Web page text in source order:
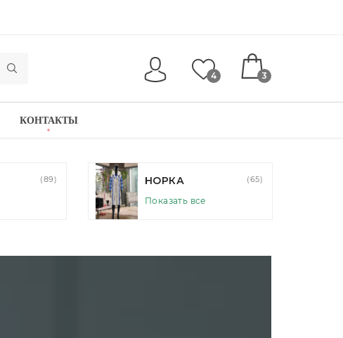
4 3
КОНТАКТЫ
(65)
СОБОЛЬ/
(53)